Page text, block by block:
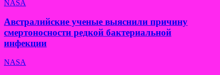
NASA
Австралийские ученые выяснили причину
смертоносности редкой бактериальной
инфекции
NASA